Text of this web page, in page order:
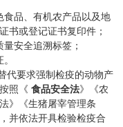
品、有机农产品以及地
书或登记证书复印件；
安全追溯标签；
要求强制检疫的动物产
照《 食品安全法》《农
》《生猪屠宰管理条
并依法开具检验检疫合